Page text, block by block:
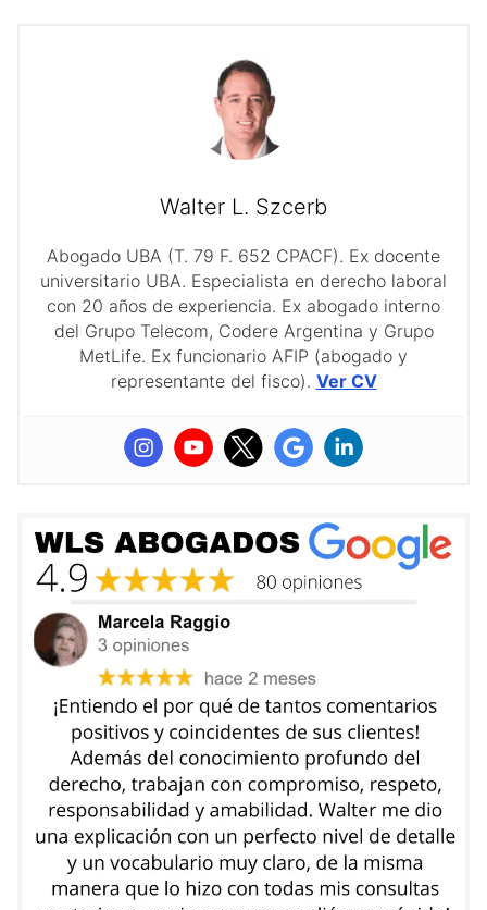
Walter L. Szcerb
Abogado UBA (T. 79 F. 652 CPACF). Ex docente
universitario UBA. Especialista en derecho laboral
con 20 años de experiencia. Ex abogado interno
del Grupo Telecom, Codere Argentina y Grupo
MetLife. Ex funcionario AFIP (abogado y
representante del fisco). Ver CV